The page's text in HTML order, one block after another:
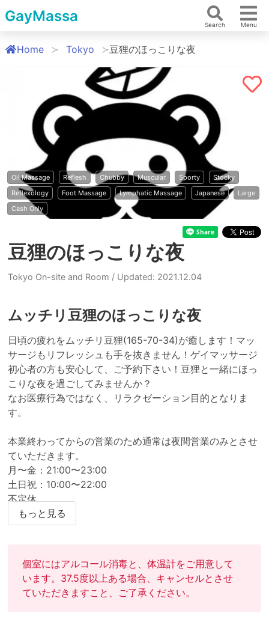
GayMassa
Search Menu
Home Tokyo 豆狸のほっこりな夜
Oil Massage Reflesh Chubby Muscular Sporty
Stocky
Reflexology
Foot Massage Lymphatic Massage Japanese
Large
Cash Only
豆狸のほっこりな夜
Tokyo On-site and Room / Updated: 2021.12.04
ムッチリ豆狸のほっこりな夜
日頃の疲れをムッチリ豆狸(165-70-34)が癒します！マッ
サージもリフレッシュも手を抜きません！ゲイマッサージ
初心者の方も安心して、ご予約下さい！豆狸と一緒にほっ
こりな夜を過ごしてみませんか？
なお医療行為ではなく、リラクゼーション目的となりま
す。
本業終わってからの営業のため通常は夜間営業のみとさせ
ていただきます。
月〜金：21:00〜23:00
土日祝：10:00〜22:00
不定休
※ホームページよりTwitterに飛べますので、最新スケジュ
ールをご確認いただければ幸いです。時間外ご希望の場合
ムッチリセラピスト
初めまして豆狸です。166.70.34、ムッチリな感じです。
大手エステサロンで、リンパマッサージをしてきた経験
もっと見る
個室にはアルコール消毒と、体温計をご用意して
います。37.5度以上ある場合、キャンセルとさせ
ていただきますこと、ご了承ください。